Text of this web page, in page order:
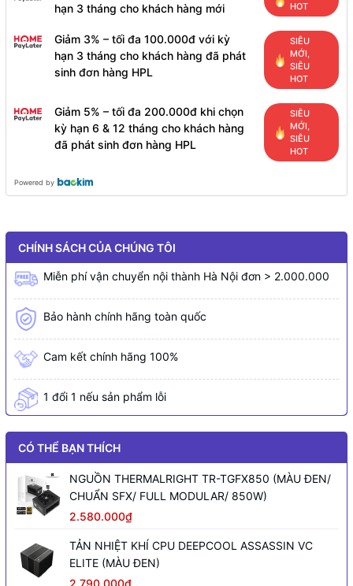
hạn 3 tháng cho khách hàng mới
HOT
Giảm 3% – tối đa 100.000đ với kỳ
hạn 3 tháng cho khách hàng đã phát
sinh đơn hàng HPL
SIÊU
MỚI,
SIÊU
HOT
Giảm 5% – tối đa 200.000đ khi chọn
kỳ hạn 6 & 12 tháng cho khách hàng
đã phát sinh đơn hàng HPL
SIÊU
MỚI,
SIÊU
HOT
Powered by
CHÍNH SÁCH CỦA CHÚNG TÔI
Miễn phí vận chuyển nội thành Hà Nội đơn > 2.000.000
Bảo hành chính hãng toàn quốc
Cam kết chính hãng 100%
1 đổi 1 nếu sản phẩm lỗi
CÓ THỂ BẠN THÍCH
NGUỒN THERMALRIGHT TR-TGFX850 (MÀU ĐEN/
CHUẨN SFX/ FULL MODULAR/ 850W)
2.580.000₫
TẢN NHIỆT KHÍ CPU DEEPCOOL ASSASSIN VC
ELITE (MÀU ĐEN)
2.790.000₫